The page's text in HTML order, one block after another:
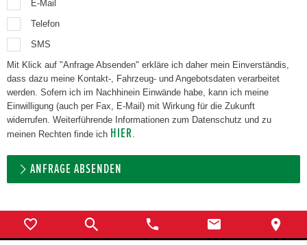
E-Mail
Telefon
SMS
Mit Klick auf "Anfrage Absenden" erkläre ich daher mein Einverständis,
dass dazu meine Kontakt-, Fahrzeug- und Angebotsdaten verarbeitet
werden. Sofern ich im Nachhinein Einwände habe, kann ich meine
Einwilligung (auch per Fax, E-Mail) mit Wirkung für die Zukunft
widerrufen. Weiterführende Informationen zum Datenschutz und zu
meinen Rechten finde ich HIER.
ANFRAGE ABSENDEN